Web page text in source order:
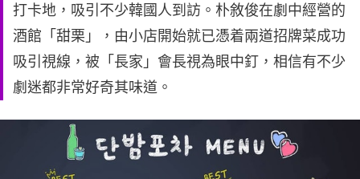
打卡地，吸引不少韓國人到訪。朴敘俊在劇中經營的
酒館「甜栗」，由小店開始就已憑着兩道招牌菜成功
吸引視線，被「長家」會長視為眼中釘，相信有不少
劇迷都非常好奇其味道。